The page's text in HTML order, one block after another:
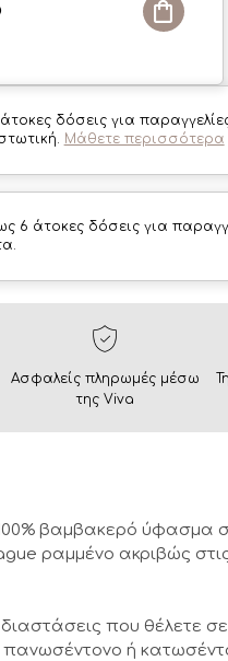
δόσεις για
Μάθετε περισσότερα
6 άτοκες δόσεις για
Ασφαλείς πληρωμές μέσω
της Viva
βαμβακερό ύφασμα
ραμμένο ακριβώς
που θέλετε
ή